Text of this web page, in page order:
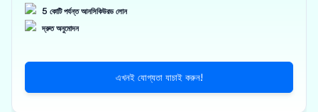
5 কোটি পর্যন্ত আনসিকিউরড লোন
দ্রুত অনুমোদন
এখনই যোগ্যতা যাচাই করুন!